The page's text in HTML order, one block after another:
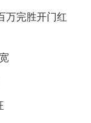
万完胜开门红